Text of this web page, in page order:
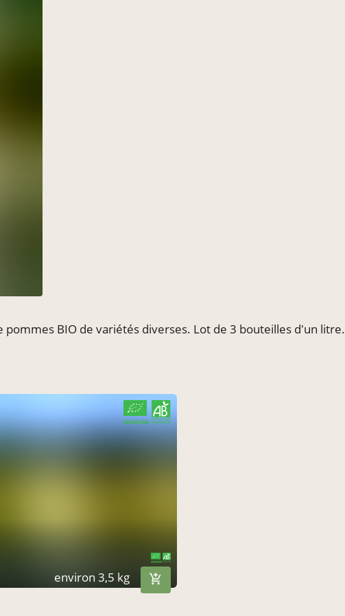
BIO de variétés diverses. Lot de 3 bouteilles d'un litre.
environ 3,5 kg
CERTIFIÉ PAR FR-BIO-10
AGRICULTURE FRANCE